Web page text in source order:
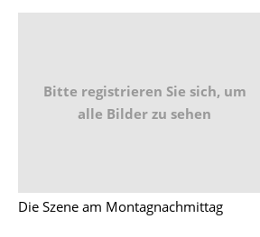
Bitte registrieren Sie sich, um
alle Bilder zu sehen
Die Szene am Montagnachmittag